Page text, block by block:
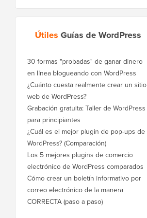
Útiles Guías de WordPress
30 formas "probadas" de ganar dinero
en línea blogueando con WordPress
¿Cuánto cuesta realmente crear un sitio
web de WordPress?
Grabación gratuita: Taller de WordPress
para principiantes
¿Cuál es el mejor plugin de pop-ups de
WordPress? (Comparación)
Los 5 mejores plugins de comercio
electrónico de WordPress comparados
Cómo crear un boletín informativo por
correo electrónico de la manera
CORRECTA (paso a paso)